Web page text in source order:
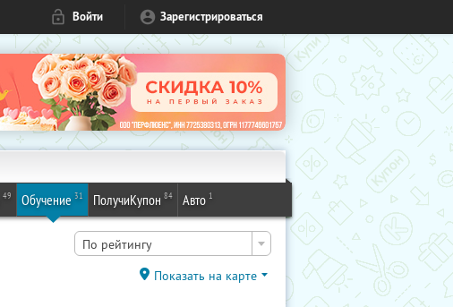
Войти Зарегистрироваться
49 Обучение 31 ПолучиКупон 84 Авто 1
По рейтингу
Показать на карте